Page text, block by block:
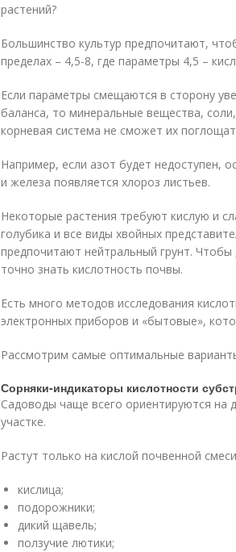
растений?
Большинство культур предпочитают,
пределах – 4,5-8, где параметры 4,5 –
Если параметры смещаются в сторону
баланса, то минеральные вещества,
корневая система не сможет их
Например, если азот будет недоступен,
и железа появляется хлороз листьев.
Некоторые растения требуют кислую и
голубика и все виды хвойных
предпочитают нейтральный грунт.
точно знать кислотность почвы.
Есть много методов исследования
электронных приборов и «бытовые»,
Рассмотрим самые оптимальные
Сорняки-индикаторы кислотности
Садоводы чаще всего ориентируются на
участке.
Растут только на кислой почвенной
кислица;
подорожники;
дикий щавель;
ползучие лютики;